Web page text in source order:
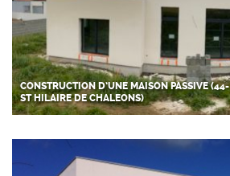
CONSTRUCTION D’UNE MAISON PASSIVE (44-
ST HILAIRE DE CHALEONS)